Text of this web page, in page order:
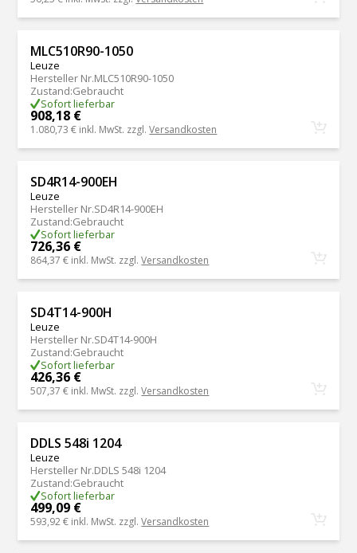
MLC510R90-1050
Leuze
Hersteller Nr.MLC510R90-1050
Zustand:Gebraucht
Sofort lieferbar
908,18 €
1.080,73 € inkl. MwSt. zzgl.Versandkosten
SD4R14-900EH
Leuze
Hersteller Nr.SD4R14-900EH
Zustand:Gebraucht
Sofort lieferbar
726,36 €
864,37 € inkl. MwSt. zzgl.Versandkosten
SD4T14-900H
Leuze
Hersteller Nr.SD4T14-900H
Zustand:Gebraucht
Sofort lieferbar
426,36 €
507,37 € inkl. MwSt. zzgl.Versandkosten
DDLS 548i 1204
Leuze
Hersteller Nr.DDLS 548i 1204
Zustand:Gebraucht
Sofort lieferbar
499,09 €
593,92 € inkl. MwSt. zzgl.Versandkosten